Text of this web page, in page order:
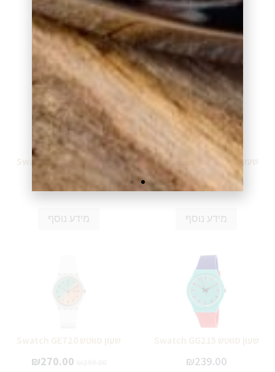
₪289.00
₪260.00
מידע נוסף
₪ 289.00
260.00
מידע נוסף
שעון סווטש Swatch GL122
299.00
₪ 270.00
מידע נוסף
שעון סווטש Swatch GG407
289.00
₪ 260.00
מידע נוסף
שעון סווטש Swatch GG215
₪239.00
שעון סווטש Swatch GE720
₪270.00